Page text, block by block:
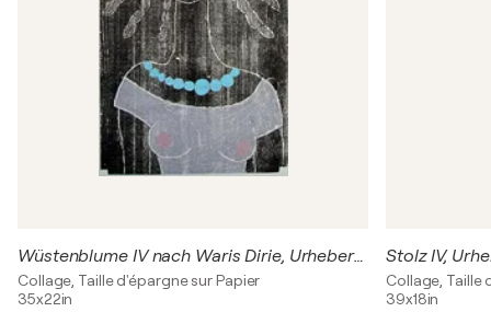
Wüstenblume IV nach Waris Dirie, Urheberrecht Katharina Kretschmer
Collage, Taille d'épargne sur Papier
35x22in
Collage, Taille
39x18in